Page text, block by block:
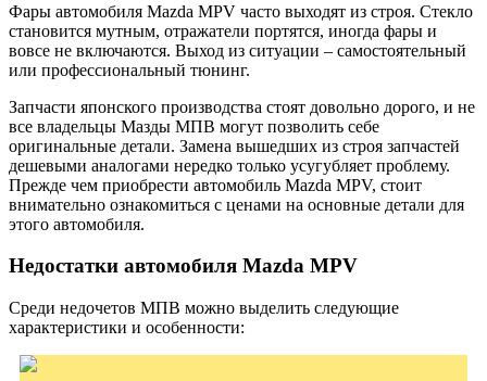
Фары автомобиля Mazda MPV часто выходят из строя. Стекло
становится мутным, отражатели портятся, иногда фары и
вовсе не включаются. Выход из ситуации – самостоятельный
или профессиональный тюнинг.
Запчасти японского производства стоят довольно дорого, и не
все владельцы Мазды МПВ могут позволить себе
оригинальные детали. Замена вышедших из строя запчастей
дешевыми аналогами нередко только усугубляет проблему.
Прежде чем приобрести автомобиль Mazda MPV, стоит
внимательно ознакомиться с ценами на основные детали для
этого автомобиля.
Недостатки автомобиля Mazda MPV
Среди недочетов МПВ можно выделить следующие
характеристики и особенности: